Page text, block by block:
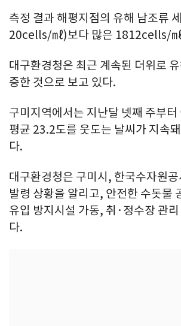
측정 결과 해평지점의 유해 남조류
20cells/㎖)보다 많은 1812cells/
대구환경청은 최근 계속된 더위로
증한 것으로 보고 있다.
구미지역에서는 지난달 넷째 주부터
평균 23.2도를 웃도는 날씨가 지속
다.
대구환경청은 구미시, 한국수자원
발령 상황을 알리고, 안전한 수돗물
유입 방지시설 가동, 취·정수장 관
다.